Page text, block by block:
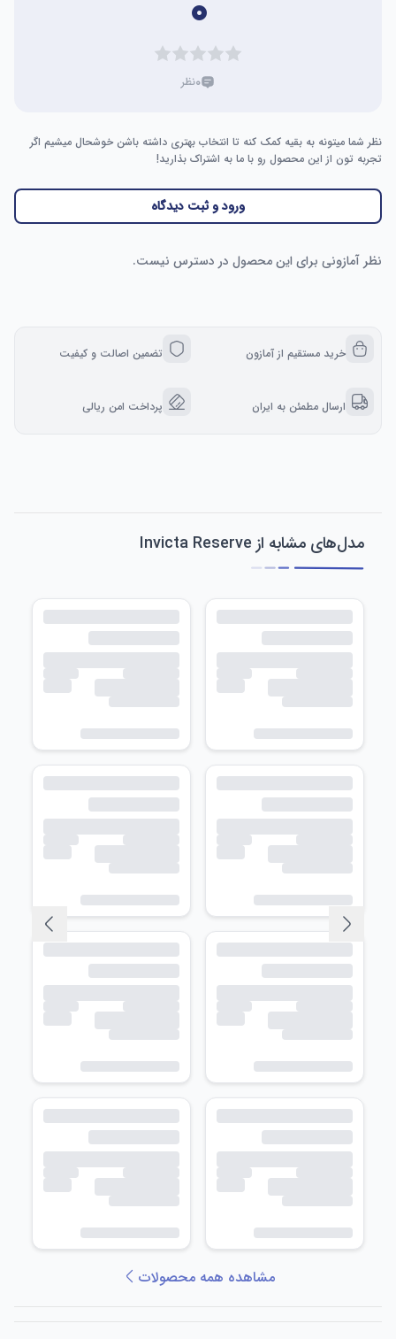
۰نظر
نظر شما میتونه به بقیه کمک کنه تا انتخاب بهتری داشته باشن خوشحال میشیم اگر
تجربه تون از این محصول رو با ما به اشتراک بذارید!
ورود و ثبت دیدگاه
نظر آمازونی برای این محصول در دسترس نیست.
خرید مستقیم از آمازون تضمین اصالت و کیفیت
ارسال مطمئن به ایران پرداخت امن ریالی
مدل‌های مشابه از Invicta Reserve
مشاهده همه محصولات